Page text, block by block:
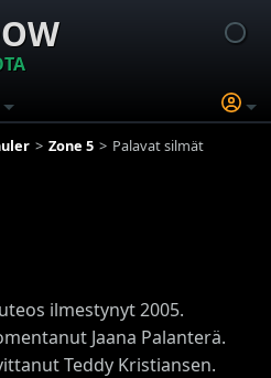
Zone 5 Palavat silmät
ilmestynyt 2005.
Jaana Palanterä.
Teddy Kristiansen.